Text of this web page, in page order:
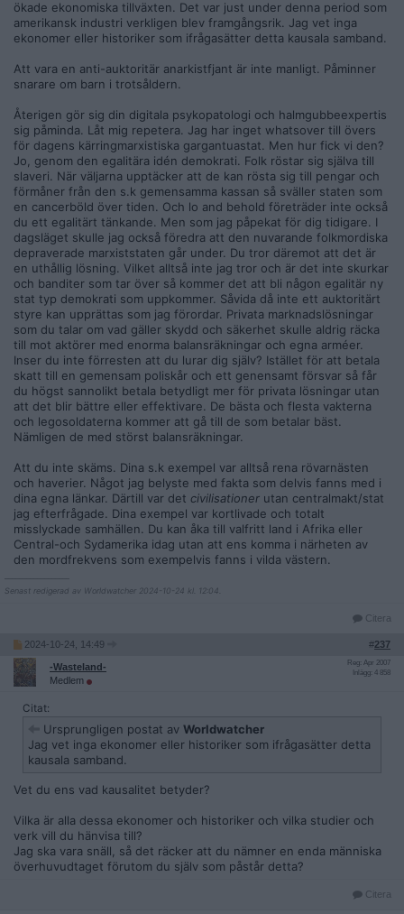
med beskattning.
Det här har jag besvarat ett antal gånger nu. Det finns redan
idag marknadslösningar för allt från skolvakter till
Vad är ett ”massivt våldskapital”? Är det flertalet försök från
både Ryssland och USA att nedkämpa några utfattiga,
Vietnam mot risodlare och bönder? Etc.
Att du har en så omanlig och räddhågsen självtillit är
patetiskt, men det förklarar väl varför det ser ut som det gör
idag. Ditt paranoida, panikslagna och hysteriska ylande i den
här helt hypotetiska och spekulativa frågan om ”skurkar och
banditer” är totalt ointressant i relation till det reella faktum
att staten idag etniskt rensar svenskar.
Det enda sätt svenskar kommer överleva på är om vi som vill
överleva går samman och gör motstånd mot staten. Det
kommer alltså krävas frivilliga och anarkistiska ansträngningar
för att inte gå under. Men du tillhör väl oduglingarna som tror
att det går att rösta sig ur den här situationen och att staten
kommer tillåta det.
Eller vad är din etatistiska plan för att lösa samtidens högst
verkliga problem? Sitter du och filar på ett legalt ramverk?
Nu idiotförklarar du bara dig själv fullständigt. Du bad om
exempel och fick exempel.
Att sitta som en obstinat och grälsjuk mupp och försöka dra
substanslösa invändningar ur röven visar bara vilken
undermålig person du är. Din trovärdighet i sakfrågorna är
obefintlig. Men som blivande civilisationsminister är du
givetvis ett utmärkt ämne som floskelsprutande politiker.
Du var enligt egen utsago okunnig om historiska statslösa
och ekonomiskt framgångsrika samhällen. Jag förväntar mig
inget tack av dig, men nu lärde du dig något.
ökade ekonomiska tillväxten. Det var just under denna period som
amerikansk industri verkligen blev framgångsrik. Jag vet inga
ekonomer eller historiker som ifrågasätter detta kausala samband.
Att vara en anti-auktoritär anarkistfjant är inte manligt. Påminner
snarare om barn i trotsåldern.
Återigen gör sig din digitala psykopatologi och halmgubbeexpertis
sig påminda. Låt mig repetera. Jag har inget whatsover till övers
för dagens kärringmarxistiska gargantuastat. Men hur fick vi den?
Jo, genom den egalitära idén demokrati. Folk röstar sig själva till
slaveri. När väljarna upptäcker att de kan rösta sig till pengar och
förmåner från den s.k gemensamma kassan så sväller staten som
en cancerböld över tiden. Och lo and behold företräder inte också
du ett egalitärt tänkande. Men som jag påpekat för dig tidigare. I
dagsläget skulle jag också föredra att den nuvarande folkmordiska
depraverade marxiststaten går under. Du tror däremot att det är
en uthållig lösning. Vilket alltså inte jag tror och är det inte skurkar
och banditer som tar över så kommer det att bli någon egalitär ny
stat typ demokrati som uppkommer. Såvida då inte ett auktoritärt
styre kan upprättas som jag förordar. Privata marknadslösningar
som du talar om vad gäller skydd och säkerhet skulle aldrig räcka
till mot aktörer med enorma balansräkningar och egna arméer.
Inser du inte förresten att du lurar dig själv? Istället för att betala
skatt till en gemensam poliskår och ett genensamt försvar så får
du högst sannolikt betala betydligt mer för privata lösningar utan
att det blir bättre eller effektivare. De bästa och flesta vakterna
och legosoldaterna kommer att gå till de som betalar bäst.
Nämligen de med störst balansräkningar.
Att du inte skäms. Dina s.k exempel var alltså rena rövarnästen
och haverier. Något jag belyste med fakta som delvis fanns med i
dina egna länkar. Därtill var det civilisationer utan centralmakt/stat
jag efterfrågade. Dina exempel var kortlivade och totalt
misslyckade samhällen. Du kan åka till valfritt land i Afrika eller
Central-och Sydamerika idag utan att ens komma i närheten av
den mordfrekvens som exempelvis fanns i vilda västern.
Senast redigerad av Worldwatcher 2024-10-24 kl. 12:04.
Citera
2024-10-24, 14:49 #237
-Wasteland-
Medlem
Reg: Apr 2007
Inlägg: 4 858
Citat:
Ursprungligen postat av Worldwatcher
Jag vet inga ekonomer eller historiker som ifrågasätter detta
kausala samband.
Vet du ens vad kausalitet betyder?
Vilka är alla dessa ekonomer och historiker och vilka studier och
verk vill du hänvisa till?
Jag ska vara snäll, så det räcker att du nämner en enda människa
överhuvudtaget förutom du själv som påstår detta?
Citera